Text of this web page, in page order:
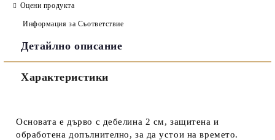
Ние ще се свържем с вас в рамките на работния ден.
Оцени продукта
Информация за Съответствие
Детайлно описание
Характеристики
Основата е дърво с дебелина 2 см, защитена и
обработена допълнително, за да устои на времето.